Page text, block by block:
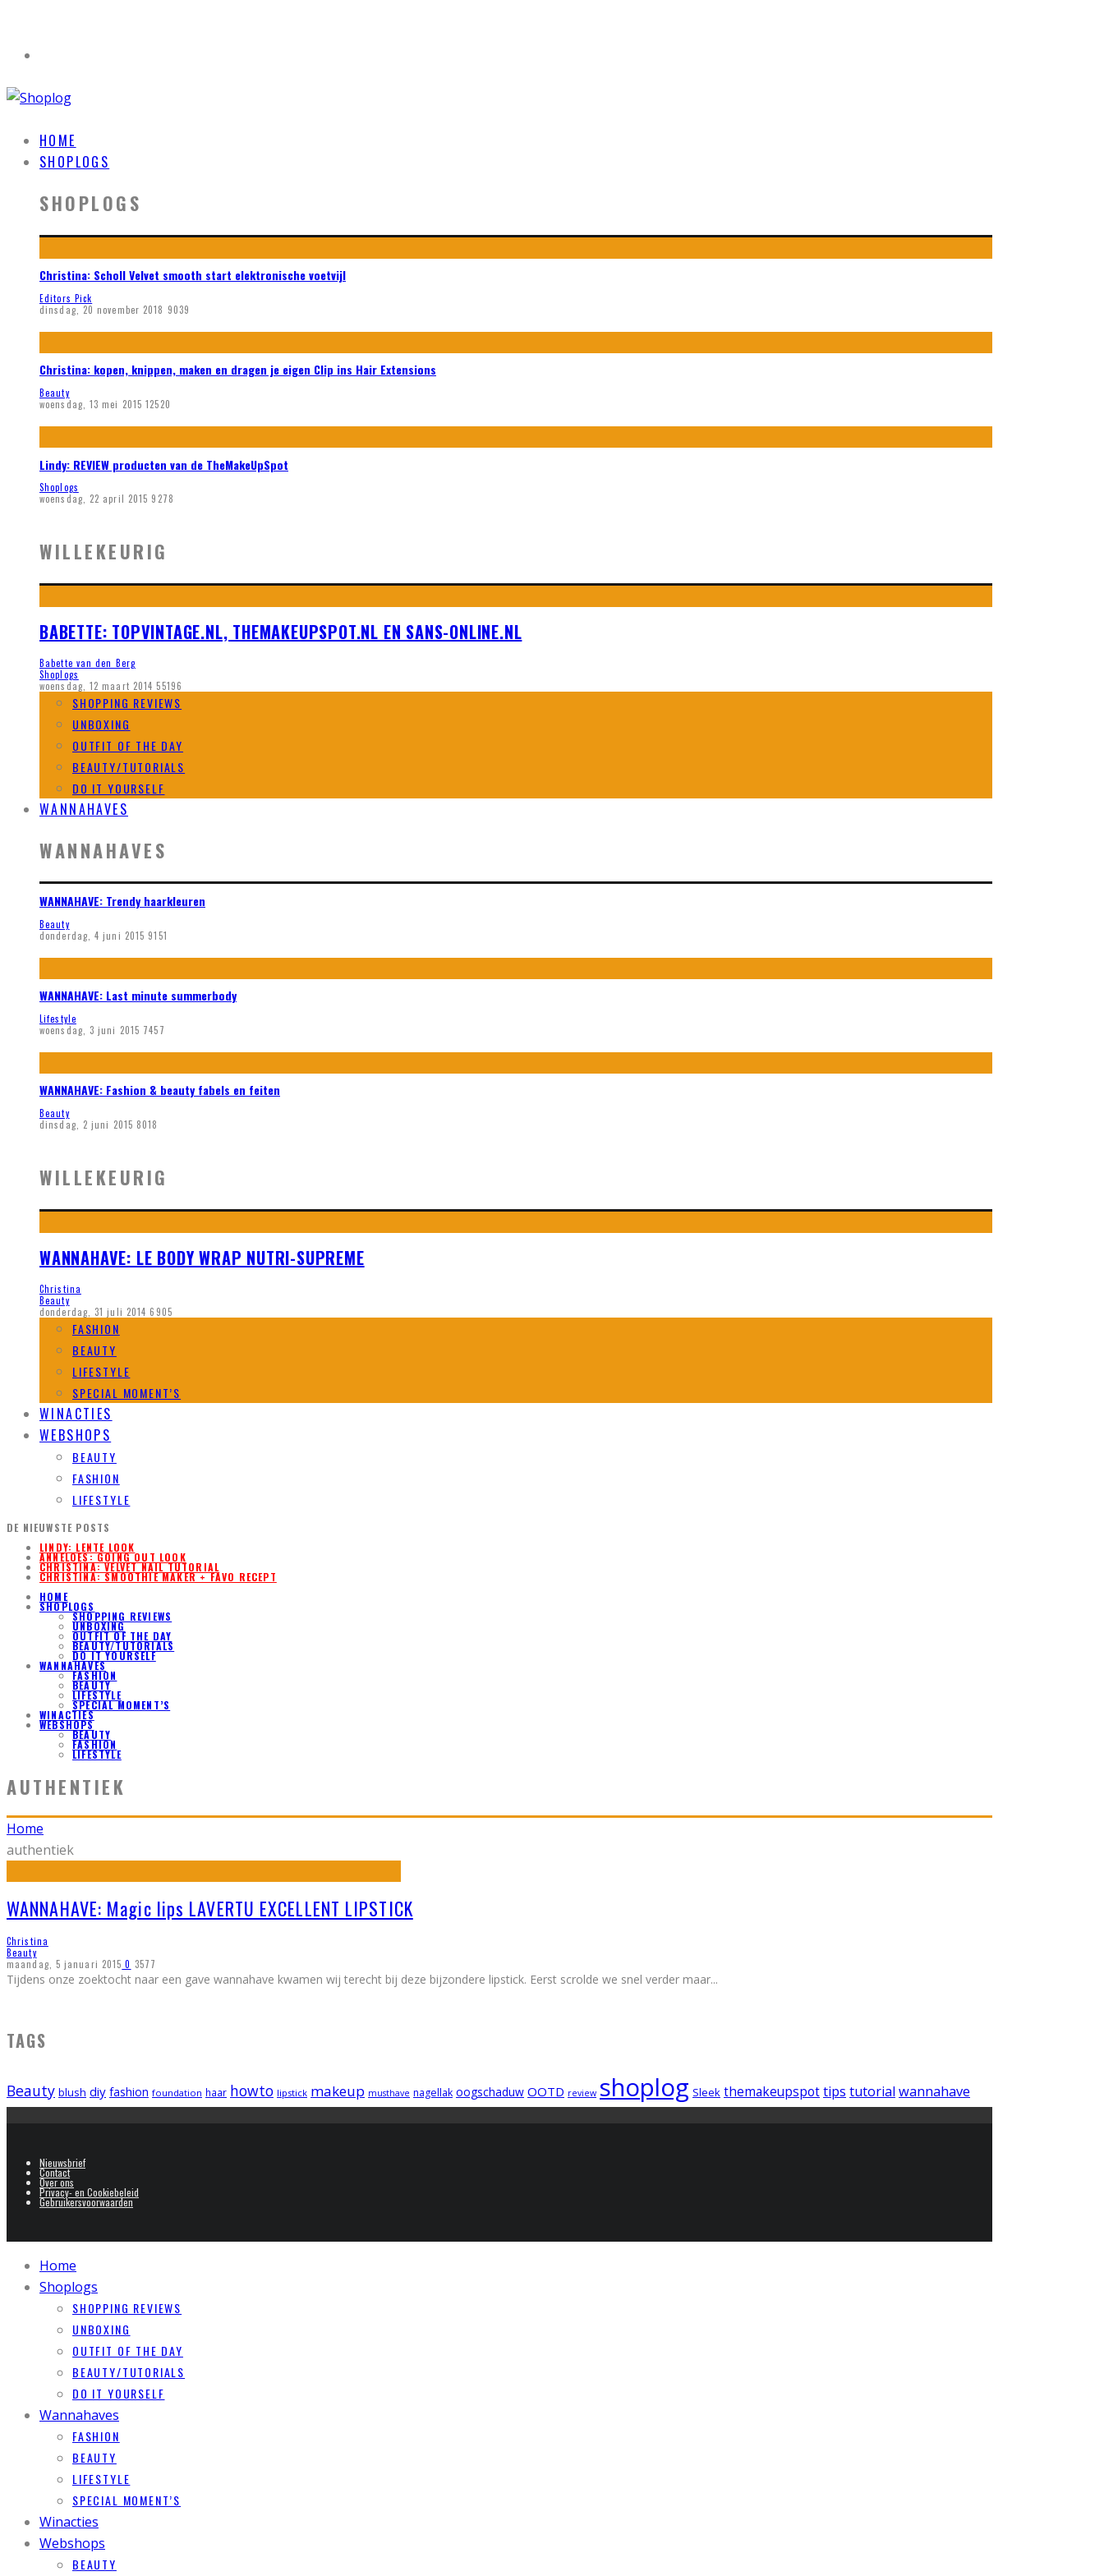
HOME
SHOPLOGS
SHOPLOGS
Christina: Scholl Velvet smooth start elektronische voetvijl
Editors Pick
dinsdag, 20 november 2018 9039
Christina: kopen, knippen, maken en dragen je eigen Clip ins Hair Extensions
Beauty
woensdag, 13 mei 2015 12520
Lindy: REVIEW producten van de TheMakeUpSpot
Shoplogs
woensdag, 22 april 2015 9278
WILLEKEURIG
BABETTE: TOPVINTAGE.NL, THEMAKEUPSPOT.NL EN SANS-ONLINE.NL
Babette van den Berg
Shoplogs
woensdag, 12 maart 2014 55196
SHOPPING REVIEWS
UNBOXING
OUTFIT OF THE DAY
BEAUTY/TUTORIALS
DO IT YOURSELF
WANNAHAVES
WANNAHAVES
WANNAHAVE: Trendy haarkleuren
Beauty
donderdag, 4 juni 2015 9151
WANNAHAVE: Last minute summerbody
Lifestyle
woensdag, 3 juni 2015 7457
WANNAHAVE: Fashion & beauty fabels en feiten
Beauty
dinsdag, 2 juni 2015 8018
WILLEKEURIG
WANNAHAVE: LE BODY WRAP NUTRI-SUPREME
Christina
Beauty
donderdag, 31 juli 2014 6905
FASHION
BEAUTY
LIFESTYLE
SPECIAL MOMENT’S
WINACTIES
WEBSHOPS
BEAUTY
FASHION
LIFESTYLE
DE NIEUWSTE POSTS
LINDY: LENTE LOOK
ANNELOES: GOING OUT LOOK
CHRISTINA: VELVET NAIL TUTORIAL
CHRISTINA: SMOOTHIE MAKER + FAVO RECEPT
HOME
SHOPLOGS
SHOPPING REVIEWS
UNBOXING
OUTFIT OF THE DAY
BEAUTY/TUTORIALS
DO IT YOURSELF
WANNAHAVES
FASHION
BEAUTY
LIFESTYLE
SPECIAL MOMENT’S
WINACTIES
WEBSHOPS
BEAUTY
FASHION
LIFESTYLE
AUTHENTIEK
Home
authentiek
WANNAHAVE: Magic lips LAVERTU EXCELLENT LIPSTICK
Christina
Beauty
maandag, 5 januari 2015 0 3577
Tijdens onze zoektocht naar een gave wannahave kwamen wij terecht bij deze bijzondere lipstick. Eerst scrolde we snel verder maar...
TAGS
Beauty blush diy fashion foundation haar howto lipstick makeup musthave nagellak oogschaduw OOTD review shoplog Sleek themakeupspottips tutorial wannahave
Nieuwsbrief
Contact
Over ons
Privacy- en Cookiebeleid
Gebruikersvoorwaarden
Home
Shoplogs
SHOPPING REVIEWS
UNBOXING
OUTFIT OF THE DAY
BEAUTY/TUTORIALS
DO IT YOURSELF
Wannahaves
FASHION
BEAUTY
LIFESTYLE
SPECIAL MOMENT’S
Winacties
Webshops
BEAUTY